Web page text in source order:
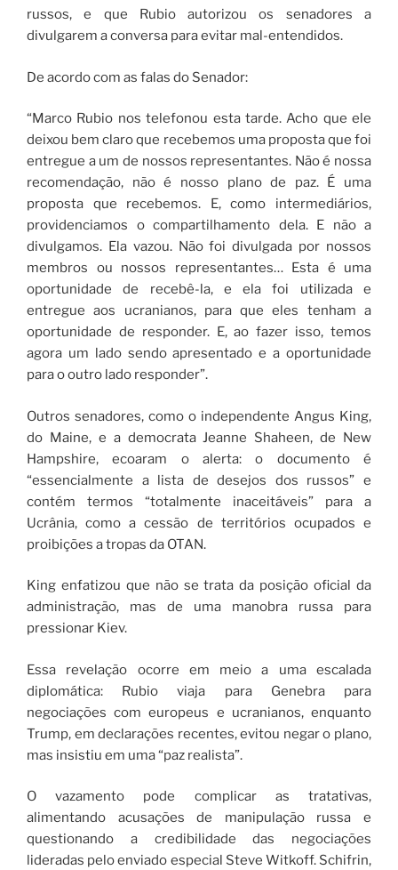
russos, e que Rubio autorizou os senadores a
divulgarem a conversa para evitar mal-entendidos.
De acordo com as falas do Senador:
“Marco Rubio nos telefonou esta tarde. Acho que ele
deixou bem claro que recebemos uma proposta que foi
entregue a um de nossos representantes. Não é nossa
recomendação, não é nosso plano de paz. É uma
proposta que recebemos. E, como intermediários,
providenciamos o compartilhamento dela. E não a
divulgamos. Ela vazou. Não foi divulgada por nossos
membros ou nossos representantes… Esta é uma
oportunidade de recebê-la, e ela foi utilizada e
entregue aos ucranianos, para que eles tenham a
oportunidade de responder. E, ao fazer isso, temos
agora um lado sendo apresentado e a oportunidade
para o outro lado responder”.
Outros senadores, como o independente Angus King,
do Maine, e a democrata Jeanne Shaheen, de New
Hampshire, ecoaram o alerta: o documento é
“essencialmente a lista de desejos dos russos” e
contém termos “totalmente inaceitáveis” para a
Ucrânia, como a cessão de territórios ocupados e
proibições a tropas da OTAN.
King enfatizou que não se trata da posição oficial da
administração, mas de uma manobra russa para
pressionar Kiev.
Essa revelação ocorre em meio a uma escalada
diplomática: Rubio viaja para Genebra para
negociações com europeus e ucranianos, enquanto
Trump, em declarações recentes, evitou negar o plano,
mas insistiu em uma “paz realista”.
O vazamento pode complicar as tratativas,
alimentando acusações de manipulação russa e
questionando a credibilidade das negociações
lideradas pelo enviado especial Steve Witkoff. Schifrin,